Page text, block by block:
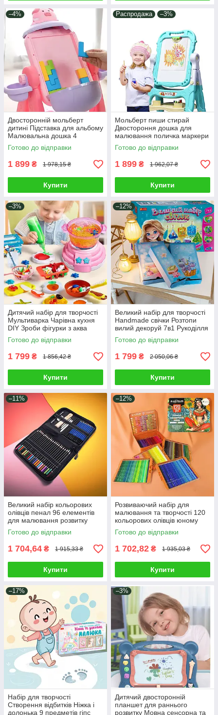
–4%
Двосторонній мольберт
дитині Підставка для альбому
Малювальна дошка 4
маркери і Тетріс для розвитку
мислення
Готово до відправки
1 899 ₴ 1 978,15 ₴
Купити
Распродажа –3%
Мольберт пиши стирай
Двостороння дошка для
малювання поличка маркери
крейда губка магніти
регулювання висоти
Готово до відправки
1 899 ₴ 1 962,07 ₴
Купити
–3%
Дитячий набір для творчості
Мультиварка Чарівна кухня
DIY Зроби фігурки з аква
гелю Продукти змінюють
колір
Готово до відправки
1 799 ₴ 1 856,42 ₴
Купити
–12%
Великий набір для творчості
Handmade свічки Розтопи
вилий декоруй 7в1 Рукоділля
форми барвники аксесуари
Готово до відправки
1 799 ₴ 2 050,06 ₴
Купити
–11%
Великий набір кольорових
олівців пенал 96 елементів
для малювання розвитку
дитячої творчості юного
художника
Готово до відправки
1 704,64 ₴ 1 915,33 ₴
Купити
–12%
Розвиваючий набір для
малювання та творчості 120
кольорових олівців юному
художнику у металевому
пеналі
Готово до відправки
1 702,82 ₴ 1 935,03 ₴
Купити
–17%
Набір для творчості
Створення відбитків Ніжка і
долонька 9 предметів гіпс
–3%
Дитячий двосторонній
планшет для раннього
розвитку Мовна сенсорна та